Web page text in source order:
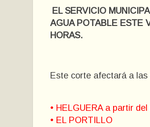
EL SERVICIO
AGUA POTABLE ESTE
HORAS.
Este corte afectará a
• HELGUERA a partir
• EL PORTILLO